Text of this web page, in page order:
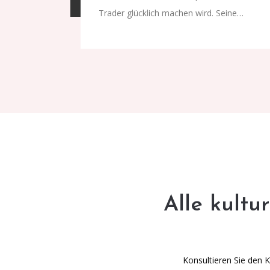
Trader glücklich machen wird. Seine…
Alle
Konsultieren Sie den